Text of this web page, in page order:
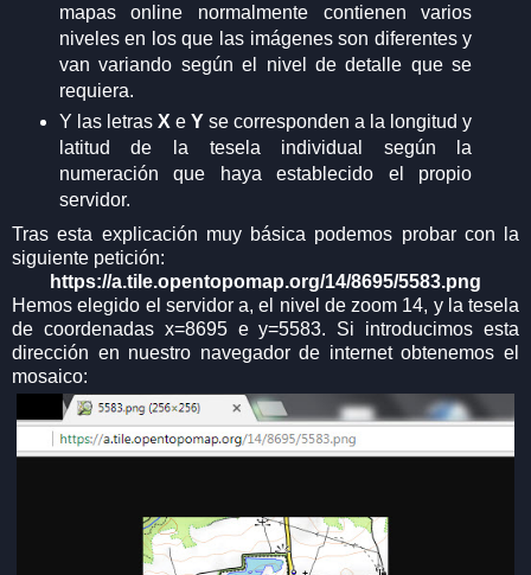
mapas online normalmente contienen varios
niveles en los que las imágenes son diferentes y
van variando según el nivel de detalle que se
requiera.
Y las letrasX e Yse corresponden a la longitud y
latitud de la tesela individual según la
numeración que haya establecido el propio
servidor.
Tras esta explicación muy básica podemos probar con la
siguiente petición:
https://a.tile.opentopomap.org/14/8695/5583.png
Hemos elegido el servidor a, el nivel de zoom 14, y la tesela
de coordenadas x=8695 e y=5583. Si introducimos esta
dirección en nuestro navegador de internet obtenemos el
mosaico: